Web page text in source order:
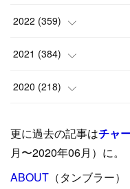
(6)
(9 )
( 5 )
( 15
(24)
(10)
(18)
(17)
)
(12)
(25)
(17)
(35)
(33 )
(26)
2022 (359)
(42)
(37)
(31)
(31)
2021 (384)
(9)
(39)
( 23)
2020 (218)
(24)
( 42)
更に過去の記事はチャ
月〜2020年06月）に。
ABOUT （タンブラー）